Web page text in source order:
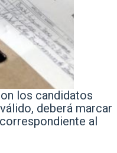
los candidatos
deberá marcar
al